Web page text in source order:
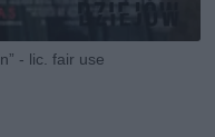
- lic. fair use